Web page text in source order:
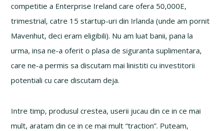
competitie a Enterprise Ireland care ofera 50,000E,
trimestrial, catre 15 startup-uri din Irlanda (unde am pornit
Mavenhut, deci eram eligibili). Nu am luat banii, pana la
urma, insa ne-a oferit o plasa de siguranta suplimentara,
care ne-a permis sa discutam mai linistiti cu investitorii
potentiali cu care discutam deja.
Intre timp, produsul crestea, userii jucau din ce in ce mai
mult, aratam din ce in ce mai mult “traction”. Puteam,